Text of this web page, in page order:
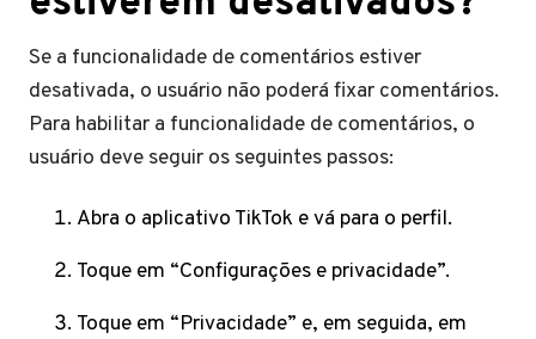
Se a funcionalidade de comentários estiver
desativada, o usuário não poderá fixar comentários.
Para habilitar a funcionalidade de comentários, o
usuário deve seguir os seguintes passos:
Abra o aplicativo TikTok e vá para o perfil.
Toque em “Configurações e privacidade”.
Toque em “Privacidade” e, em seguida, em